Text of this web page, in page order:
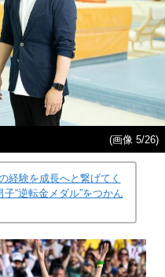
(画像 5/26)
経験を成長へと繋げてく
“逆転金メダル”をつかん